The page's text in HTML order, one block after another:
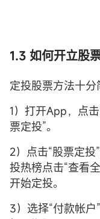
1.3 如何开立股
定投股票方法十分
1）打开App，点
票定投”。
2）点击“股票定
投热榜点击“查看
开始定投。
3）选择“付款帐户